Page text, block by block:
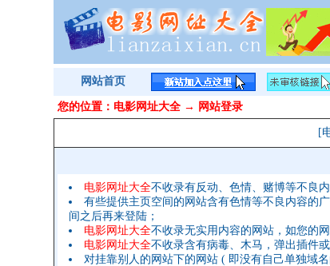
网站首页
您的位置： 电影网址大全 → 网站登录
[
电影网址大全不收录有反动、色情、赌博等不良
有些提供主页空间的网站含有色情等不良内容的
间之后再来登陆；
电影网址大全不收录无实用内容的网站，如您的
电影网址大全不收录含有病毒、木马，弹出插件
对挂靠别人的网站下的网站 ( 即没有自己单独域名